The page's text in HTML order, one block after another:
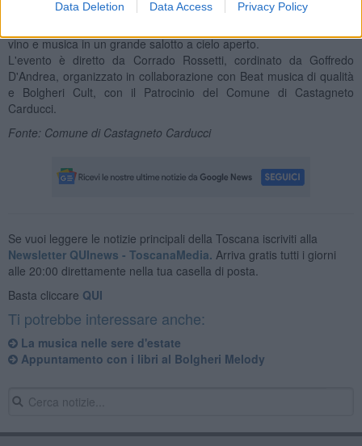
Data Deletion Data Access Privacy Policy
i quattro concerti in 4 punti diversidel borgo che
vino e musica in un grande salotto a cielo aperto.
L'evento è diretto da Corrado Rossetti, cordinato da Goffredo
D'Andrea, organizzato in collaborazione con Beat musica di qualità
e Bolgheri Cult, con il Patrocinio del Comune di Castagneto
Carducci.
Fonte: Comune di Castagneto Carducci
Se vuoi leggere le notizie principali della Toscana iscriviti alla
Newsletter QUInews - ToscanaMedia. Arriva gratis tutti i giorni
alle 20:00 direttamente nella tua casella di posta.
Basta cliccare QUI
Ti potrebbe interessare anche:
La musica nelle sere d'estate
Appuntamento con i libri al Bolgheri Melody